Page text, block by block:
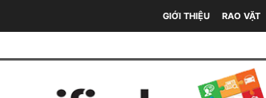
GIỚI THIỆU RAO VẶT